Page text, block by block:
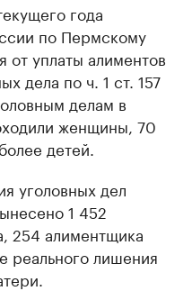
года
по Пермскому
от уплаты алиментов
дела по ч. 1 ст. 157
делам в
женщины, 70
детей.
уголовных дел
1 452
254 алиментщика
реального лишения